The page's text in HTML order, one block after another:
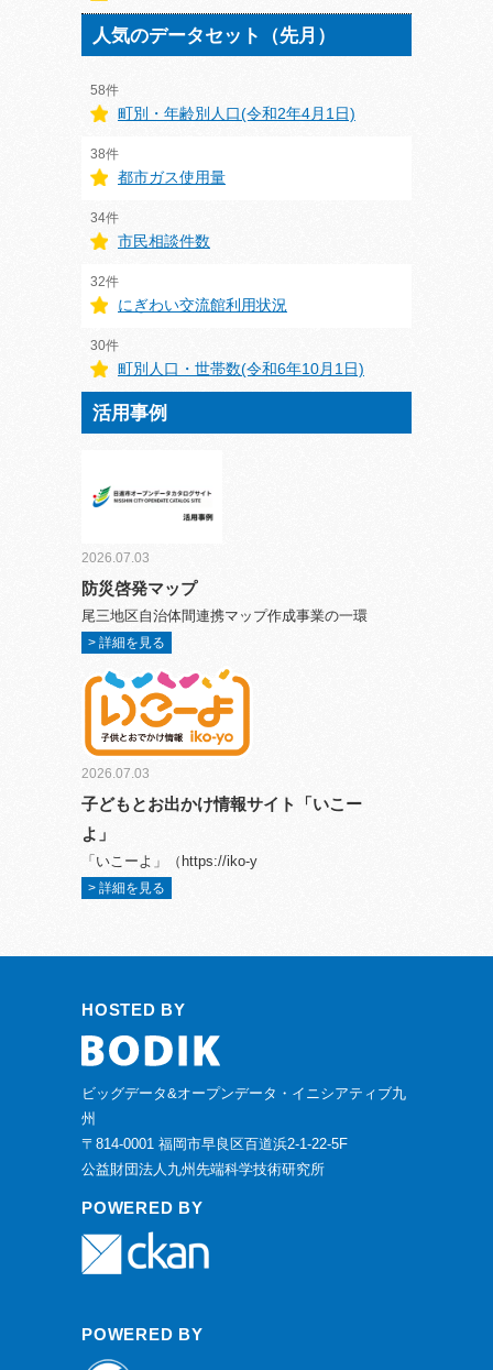
人気のデータセット（先月）
58件
町別・年齢別人口(令和2年4月1日)
38件
都市ガス使用量
34件
市民相談件数
32件
にぎわい交流館利用状況
30件
町別人口・世帯数(令和6年10月1日)
活用事例
2026.07.03
防災啓発マップ
尾三地区自治体間連携マップ作成事業の一環
> 詳細を見る
2026.07.03
子どもとお出かけ情報サイト「いこー
よ」
「いこーよ」（https://iko-y
> 詳細を見る
HOSTED BY
ビッグデータ&オープンデータ・イニシアティブ九
州
〒814-0001 福岡市早良区百道浜2-1-22-5F
公益財団法人九州先端科学技術研究所
POWERED BY
POWERED BY